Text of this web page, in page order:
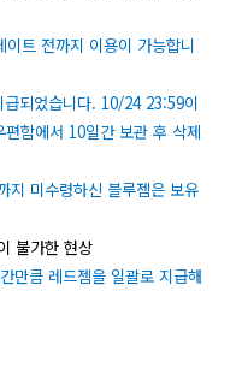
트 전까지 이용이 가능합니
되었습니다. 10/24 23:59이
함에서 10일간 보관 후 삭제
지 미수령하신 블루젬은 보유
불가한 현상
만큼 레드젬을 일괄로 지급해